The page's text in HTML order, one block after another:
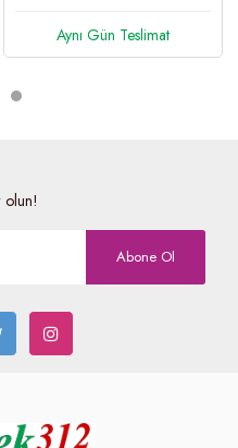
Aynı Gün Teslimat
olun!
Abone Ol